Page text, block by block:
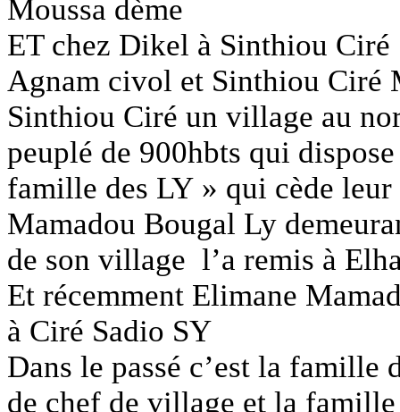
Moussa dème
ET chez Dikel à Sinthiou Ciré
Agnam civol et Sinthiou Ciré
Sinthiou Ciré un village au
peuplé de 900hbts qui
famille des LY » qui cède
Mamadou Bougal Ly
de son village l’a remis à
Et récemment Elimane
à Ciré Sadio SY
Dans le passé c’est la
de chef de village et la